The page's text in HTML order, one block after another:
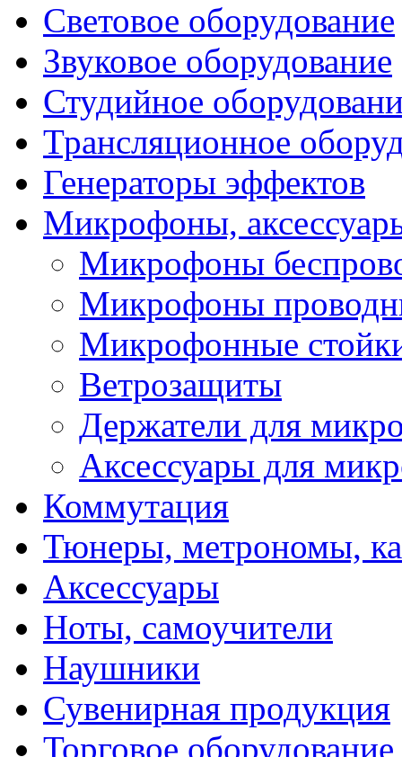
Световое оборудование
Звуковое оборудование
Студийное
Трансляционное
Генераторы эффектов
Микрофоны,
Микрофоны
Микрофоны
Микрофонные
Ветрозащиты
Держатели для
Аксессуары для
Коммутация
Тюнеры, метрономы,
Аксессуары
Ноты, самоучители
Наушники
Сувенирная продукция
Торговое оборудование